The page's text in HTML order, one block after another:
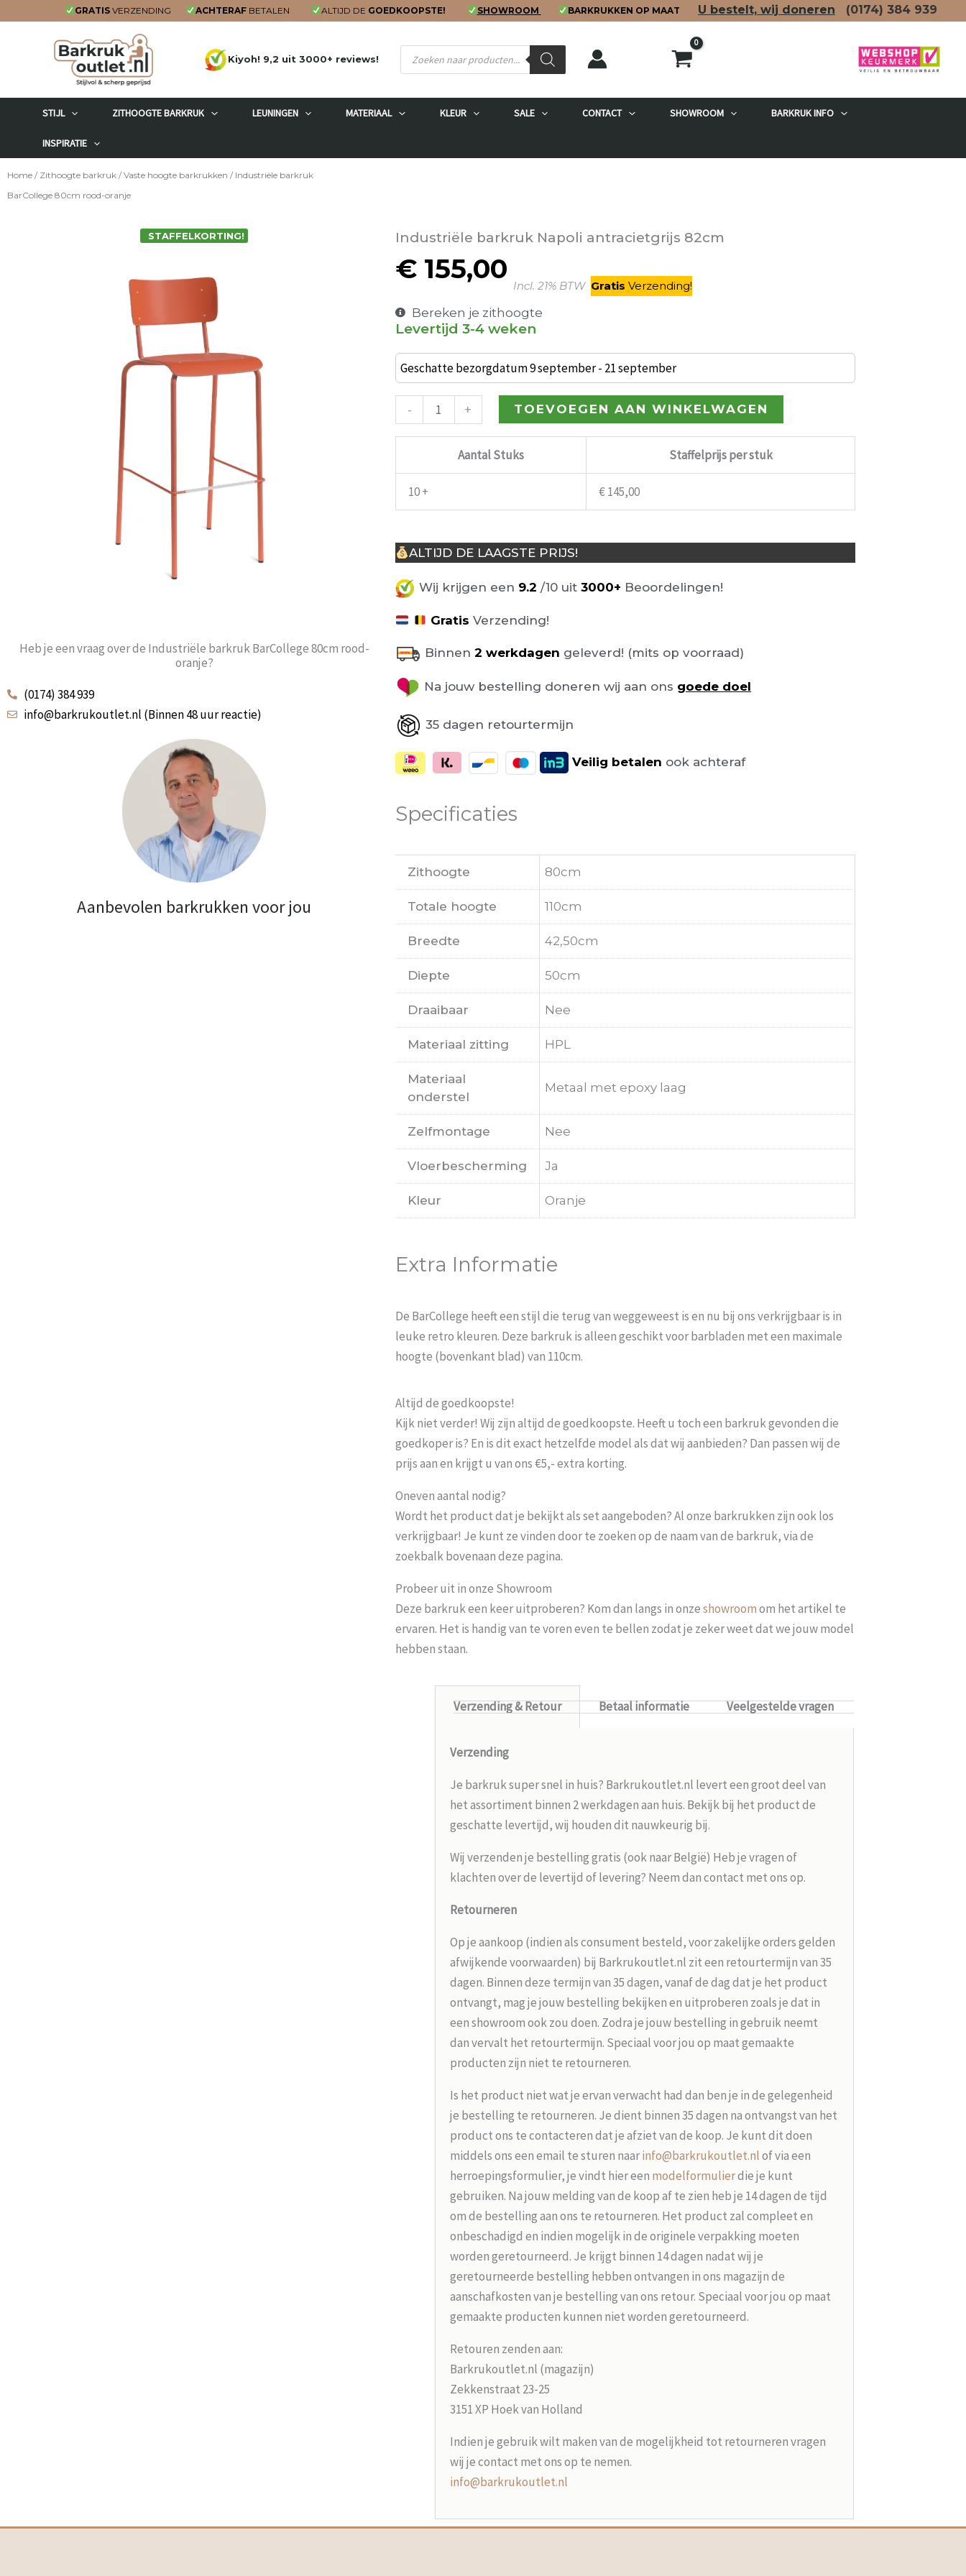
GRATIS VERZENDING ACHTERAF BETALEN ALTIJD DE GOEDKOOPSTE! SHOWROOM BARKRUKKEN OP MAAT U bestelt, wij doneren (0174) 384 939
Kiyoh! 9,2 uit 3000+ reviews!
Producten
zoeken
STIJL ZITHOOGTE BARKRUK LEUNINGEN MATERIAAL KLEUR SALE CONTACT SHOWROOM BARKRUK INFO
INSPIRATIE
Home / Zithoogte barkruk / Vaste hoogte barkrukken / Industriële barkruk
BarCollege 80cm rood-oranje
STAFFELKORTING!
Heb je een vraag over de Industriële barkruk BarCollege 80cm rood-
oranje?
(0174) 384 939
info@barkrukoutlet.nl (Binnen 48 uur reactie)
Aanbevolen barkrukken voor jou
Industriële barkruk Napoli antracietgrijs 82cm
€ 155,00
Incl. 21% BTW Gratis Verzending!
Bereken je zithoogte
Levertijd 3-4 weken
Geschatte bezorgdatum 9 september - 21 september
-
barkruk
BarCollege
rood-
+ TOEVOEGEN AAN WINKELWAGEN
Aantal Stuks Staffelprijs per stuk
10 + €145,00
ALTIJD DE LAAGSTE PRIJS!
Wij krijgen een 9.2 /10 uit 3000+ Beoordelingen!
Gratis Verzending!
Binnen 2 werkdagen geleverd! (mits op voorraad)
Na jouw bestelling doneren wij aan ons goede doel
35 dagen retourtermijn
Veilig betalen ook achteraf
Specificaties
Zithoogte 80cm
Totale hoogte 110cm
Breedte 42,50cm
Diepte 50cm
Draaibaar Nee
Materiaal zitting HPL
Materiaal
onderstel
Metaal met epoxy laag
Zelfmontage Nee
Vloerbescherming Ja
Kleur Oranje
Extra Informatie
De BarCollege heeft een stijl die terug van weggeweest is en nu bij ons verkrijgbaar is in
leuke retro kleuren. Deze barkruk is alleen geschikt voor barbladen met een maximale
hoogte (bovenkant blad) van 110cm.
Altijd de goedkoopste!
Kijk niet verder! Wij zijn altijd de goedkoopste. Heeft u toch een barkruk gevonden die
goedkoper is? En is dit exact hetzelfde model als dat wij aanbieden? Dan passen wij de
prijs aan en krijgt u van ons €5,- extra korting.
Oneven aantal nodig?
Wordt het product dat je bekijkt als set aangeboden? Al onze barkrukken zijn ook los
verkrijgbaar! Je kunt ze vinden door te zoeken op de naam van de barkruk, via de
zoekbalk bovenaan deze pagina.
Probeer uit in onze Showroom
Deze barkruk een keer uitproberen? Kom dan langs in onzeshowroomom het artikel te
ervaren. Het is handig van te voren even te bellen zodat je zeker weet dat we jouw model
hebben staan.
Verzending & Retour Betaal informatie Veelgestelde vragen
Verzending
Je barkruk super snel in huis? Barkrukoutlet.nl levert een groot deel van
het assortiment binnen 2 werkdagen aan huis. Bekijk bij het product de
geschatte levertijd, wij houden dit nauwkeurig bij.
Wij verzenden je bestelling gratis (ook naar België) Heb je vragen of
klachten over de levertijd of levering? Neem dan contact met ons op.
Retourneren
Op je aankoop (indien als consument besteld, voor zakelijke orders gelden
afwijkende voorwaarden) bij Barkrukoutlet.nl zit een retourtermijn van 35
dagen. Binnen deze termijn van 35 dagen, vanaf de dag dat je het product
ontvangt, mag je jouw bestelling bekijken en uitproberen zoals je dat in
een showroom ook zou doen. Zodra je jouw bestelling in gebruik neemt
dan vervalt het retourtermijn. Speciaal voor jou op maat gemaakte
producten zijn niet te retourneren.
Is het product niet wat je ervan verwacht had dan ben je in de gelegenheid
je bestelling te retourneren. Je dient binnen 35 dagen na ontvangst van het
product ons te contacteren dat je afziet van de koop. Je kunt dit doen
middels ons een email te sturen naarinfo@barkrukoutlet.nlof via een
herroepingsformulier, je vindt hier een modelformulierdie je kunt
gebruiken. Na jouw melding van de koop af te zien heb je 14 dagen de tijd
om de bestelling aan ons te retourneren. Het product zal compleet en
onbeschadigd en indien mogelijk in de originele verpakking moeten
worden geretourneerd. Je krijgt binnen 14 dagen nadat wij je
geretourneerde bestelling hebben ontvangen in ons magazijn de
aanschafkosten van je bestelling van ons retour. Speciaal voor jou op maat
gemaakte producten kunnen niet worden geretourneerd.
Retouren zenden aan:
Barkrukoutlet.nl (magazijn)
Zekkenstraat 23-25
3151 XP Hoek van Holland
Indien je gebruik wilt maken van de mogelijkheid tot retourneren vragen
wij je contact met ons op te nemen.
info@barkrukoutlet.nl